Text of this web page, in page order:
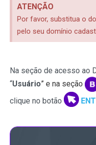
ATENÇÃO
Por favor, substitua o
pelo seu domínio
Na seção de acesso ao
“Usuário” e na seção
clique no botão